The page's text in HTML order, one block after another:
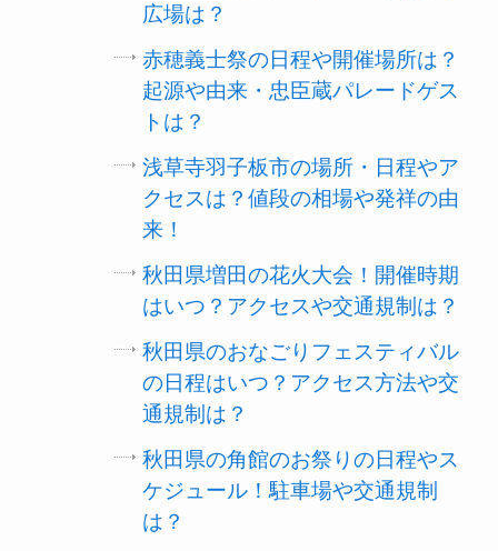
広場は？
赤穂義士祭の日程や開催場所は？
起源や由来・忠臣蔵パレードゲス
トは？
浅草寺羽子板市の場所・日程やア
クセスは？値段の相場や発祥の由
来！
秋田県増田の花火大会！開催時期
はいつ？アクセスや交通規制は？
秋田県のおなごりフェスティバル
の日程はいつ？アクセス方法や交
通規制は？
秋田県の角館のお祭りの日程やス
ケジュール！駐車場や交通規制
は？